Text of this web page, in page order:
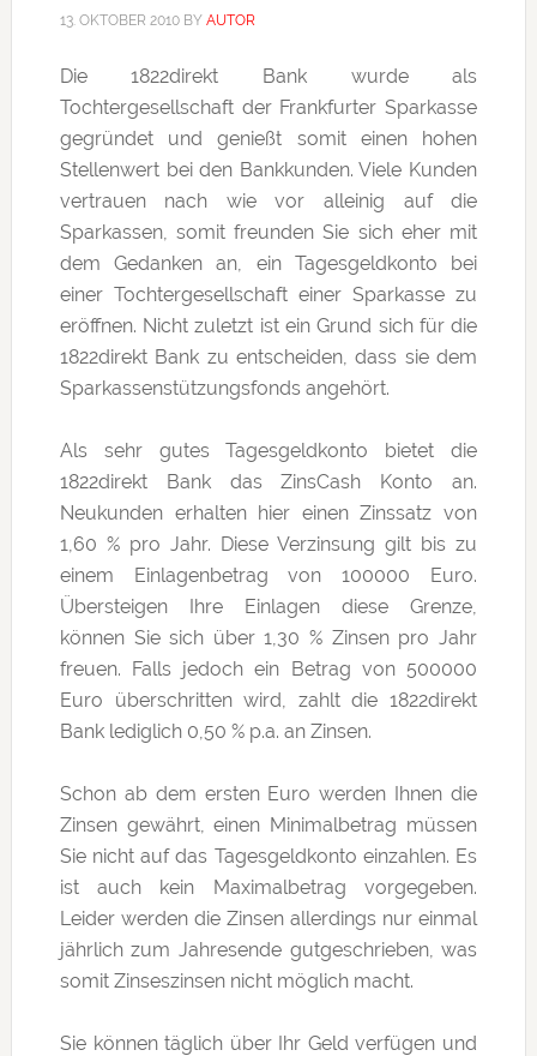
13. OKTOBER 2010BY AUTOR
Die 1822direkt Bank wurde als
Tochtergesellschaft der Frankfurter Sparkasse
gegründet und genießt somit einen hohen
Stellenwert bei den Bankkunden. Viele Kunden
vertrauen nach wie vor alleinig auf die
Sparkassen, somit freunden Sie sich eher mit
dem Gedanken an, ein Tagesgeldkonto bei
einer Tochtergesellschaft einer Sparkasse zu
eröffnen. Nicht zuletzt ist ein Grund sich für die
1822direkt Bank zu entscheiden, dass sie dem
Sparkassenstützungsfonds angehört.
Als sehr gutes Tagesgeldkonto bietet die
1822direkt Bank das ZinsCash Konto an.
Neukunden erhalten hier einen Zinssatz von
1,60 % pro Jahr. Diese Verzinsung gilt bis zu
einem Einlagenbetrag von 100000 Euro.
Übersteigen Ihre Einlagen diese Grenze,
können Sie sich über 1,30 % Zinsen pro Jahr
freuen. Falls jedoch ein Betrag von 500000
Euro überschritten wird, zahlt die 1822direkt
Bank lediglich 0,50 % p.a. an Zinsen.
Schon ab dem ersten Euro werden Ihnen die
Zinsen gewährt, einen Minimalbetrag müssen
Sie nicht auf das Tagesgeldkonto einzahlen. Es
ist auch kein Maximalbetrag vorgegeben.
Leider werden die Zinsen allerdings nur einmal
jährlich zum Jahresende gutgeschrieben, was
somit Zinseszinsen nicht möglich macht.
Sie können täglich über Ihr Geld verfügen und